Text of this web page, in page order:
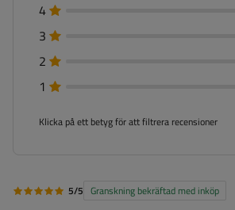
4
3
2
1
Klicka på ett betyg för att filtrera recensioner
5/5 Granskning bekräftad med inköp